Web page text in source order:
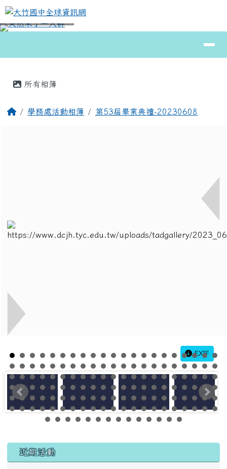
跳至主內容區
大竹國中全球資訊網
⏸
所有相簿
回首頁學務處活動相簿 第53屆畢業典禮-20230608
EXIF
左邊區域內容
近期活動